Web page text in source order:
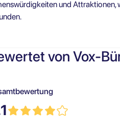
und Attraktionen,
von Vox-